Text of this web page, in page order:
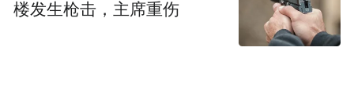
楼发生枪击，主席重伤